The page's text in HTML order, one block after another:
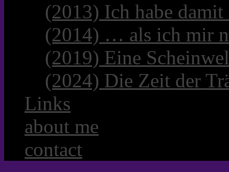
(2013) Ich habe
(2014) … als ich mir
(2019) Eine
(2024) Die Zeit der
Links
about me
contact